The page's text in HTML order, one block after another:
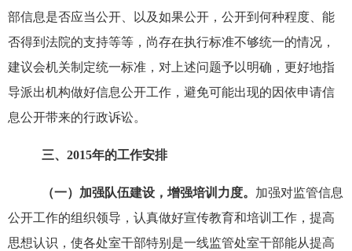
部信息是否应当公开、以及如果公开，公开到何种程度、能
否得到法院的支持等等，尚存在执行标准不够统一的情况，
建议会机关制定统一标准，对上述问题予以明确，更好地指
导派出机构做好信息公开工作，避免可能出现的因依申请信
息公开带来的行政诉讼。
三、 2015年的工作安排
（一）加强队伍建设，增强培训力度。 加强对监管信息
公开工作的组织领导，认真做好宣传教育和培训工作，提高
思想认识，使各处室干部特别是一线监管处室干部能从提高